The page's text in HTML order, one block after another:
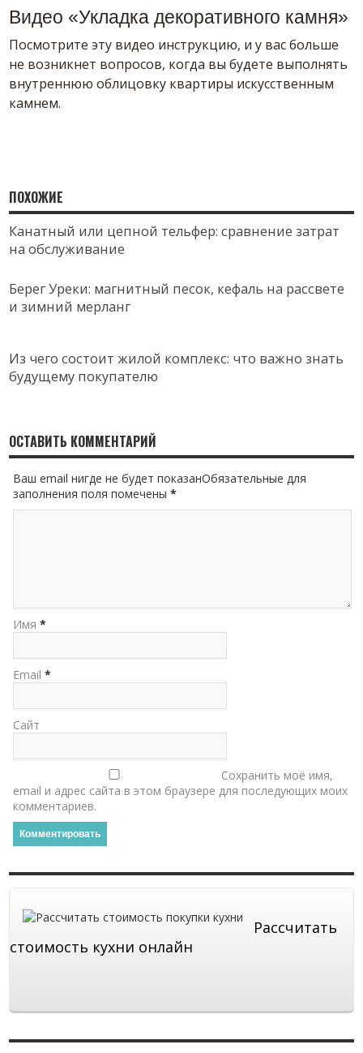
Видео «Укладка декоративного камня»
Посмотрите эту видео инструкцию, и у вас больше
не возникнет вопросов, когда вы будете выполнять
внутреннюю облицовку квартиры искусственным
камнем.
ПОХОЖИЕ
Канатный или цепной тельфер: сравнение затрат
на обслуживание
Берег Уреки: магнитный песок, кефаль на рассвете
и зимний мерланг
Из чего состоит жилой комплекс: что важно знать
будущему покупателю
ОСТАВИТЬ КОММЕНТАРИЙ
Ваш email нигде не будет показанОбязательные для
заполнения поля помечены*
Имя *
Email *
Сайт
Сохранить моё имя,
email и адрес сайта в этом браузере для последующих моих
комментариев.
Рассчитать
стоимость кухни онлайн